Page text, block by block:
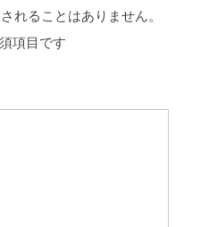
れることはありません。
項目です